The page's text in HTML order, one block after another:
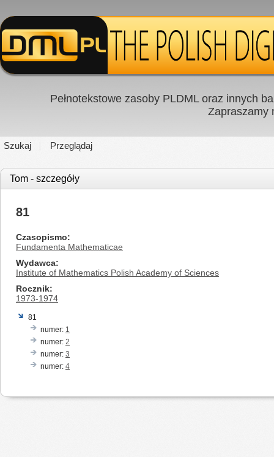
Pełnotekstowe zasoby PLDML oraz innych
Zapraszamy
Szukaj Przeglądaj
Tom - szczegóły
81
Czasopismo
Fundamenta Mathematicae
Wydawca
Institute of Mathematics Polish Academy of Sciences
Rocznik
1973-1974
81
numer: 1
numer: 2
numer: 3
numer: 4